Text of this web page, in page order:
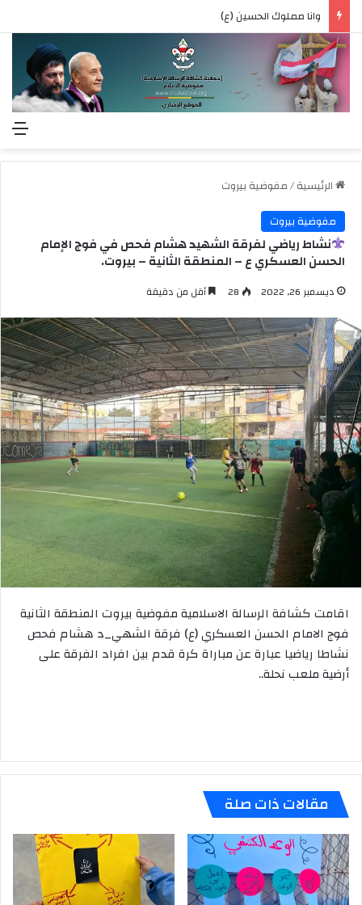
وانا مملوك الحسين (ع)
الرئيسية/مفوضية بيروت
مفوضية بيروت
نشاط رياضي لفرقة الشهيد هشام فحص في فوج الإمام
الحسن العسكري ع – المنطقة الثانية – بيروت.
ديسمبر 26, 2022 28 أقل من دقيقة
اقامت كشافة الرسالة الاسلامية مفوضية بيروت المنطقة الثانية
فوج الامام الحسن العسكري (ع) فرقة الشهي_د هشام فحص
نشاطا رياضيا عبارة عن مباراة كرة قدم بين افراد الفرقة على
أرضية ملعب نحلة..
مقالات ذات صلة